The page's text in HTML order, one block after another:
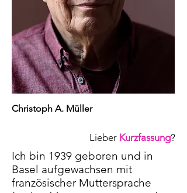
Christoph A. Müller
Lieber Kurzfassung?
Ich bin 1939 geboren und in
Basel aufgewachsen mit
französischer Muttersprache